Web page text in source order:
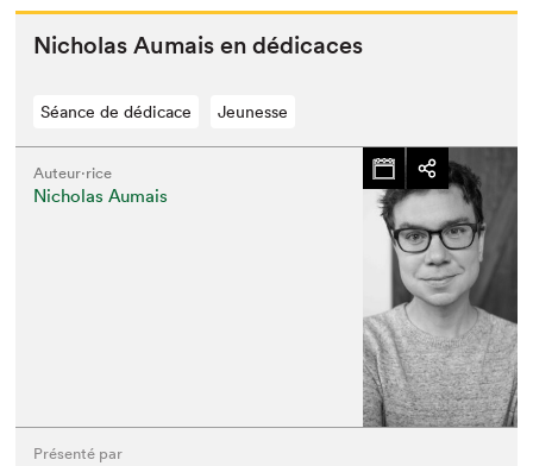
Nicholas Aumais en dédicaces
Séance de dédicace Jeunesse
Auteur·rice
Nicholas Aumais
Présenté par